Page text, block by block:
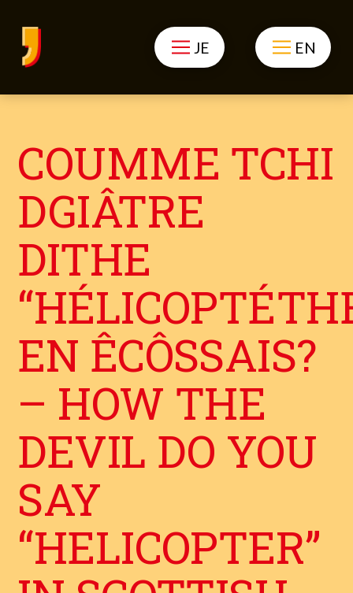
JE EN
COUMME TCHI
DGIÂTRE
DITHE
EN ÊCÔSSAIS?
– HOW THE
DEVIL DO YOU
SAY
“HELICOPTER”